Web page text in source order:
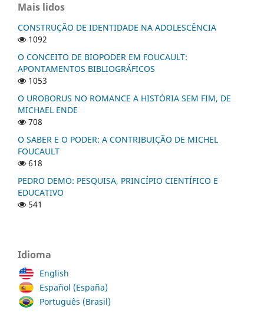
Mais lidos
CONSTRUÇÃO DE IDENTIDADE NA ADOLESCÊNCIA
1092
O CONCEITO DE BIOPODER EM FOUCAULT:
APONTAMENTOS BIBLIOGRÁFICOS
1053
O UROBORUS NO ROMANCE A HISTÓRIA SEM FIM, DE
MICHAEL ENDE
708
O SABER E O PODER: A CONTRIBUIÇÃO DE MICHEL
FOUCAULT
618
PEDRO DEMO: PESQUISA, PRINCÍPIO CIENTÍFICO E
EDUCATIVO
541
Idioma
English
Español (España)
Português (Brasil)